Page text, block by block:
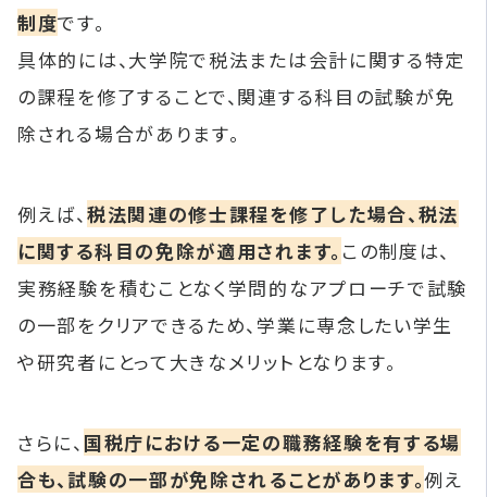
制度です。
具体的には、大学院で税法または会計に関する特定
の課程を修了することで、関連する科目の試験が免
除される場合があります。
例えば、 税法関連の修士課程を修了した場合、税法
に関する科目の免除が適用されます。 この制度は、
実務経験を積むことなく学問的なアプローチで試験
の一部をクリアできるため、学業に専念したい学生
や研究者にとって大きなメリットとなります。
さらに、 国税庁における一定の職務経験を有する場
合も、試験の一部が免除されることがあります。例え